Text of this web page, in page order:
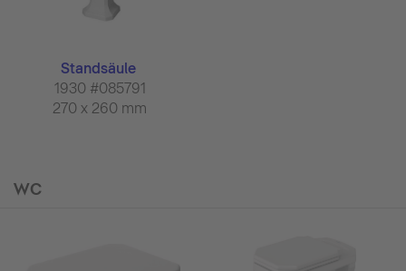
Standsäule
1930 #085791
270 x 260 mm
WC